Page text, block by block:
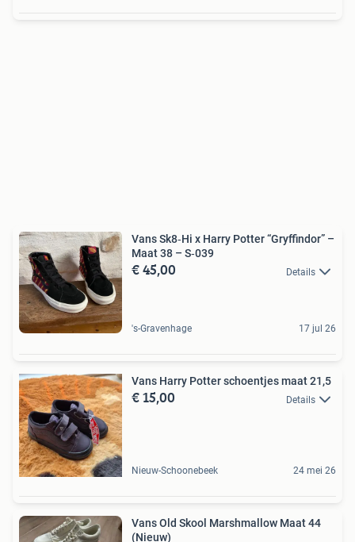
Vans Sk8‑Hi x Harry Potter “Gryffindor” –
Maat 38 – S‑039
€ 45,00 Details
's-Gravenhage 17 jul 26
Vans Harry Potter schoentjes maat 21,5
€ 15,00 Details
Nieuw-Schoonebeek 24 mei 26
Vans Old Skool Marshmallow Maat 44
(Nieuw)